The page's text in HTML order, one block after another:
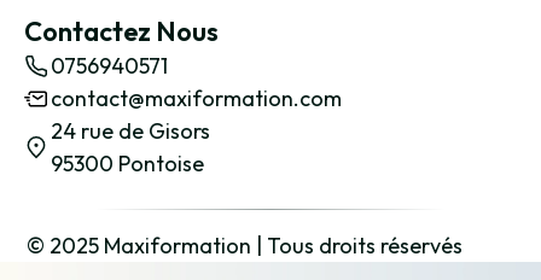
SST
Le référentiel de certification SST
Les objectifs, les modalités et les
outils d’évaluation
La formation complémentaire pour
les titulaires de l’UE-PSC1
Le dispositif de validation du
formateur de SST
Contactez Nous
0756940571
contact@maxiformation.com
24 rue de Gisors
95300 Pontoise
© 2025 Maxiformation | Tous droits réservés